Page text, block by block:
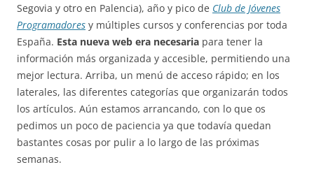
Segovia y otro en Palencia), año y pico de Club de Jóvenes
Programadores y múltiples cursos y conferencias por toda
España. Esta nueva web era necesaria para tener la
información más organizada y accesible, permitiendo una
mejor lectura. Arriba, un menú de acceso rápido; en los
laterales, las diferentes categorías que organizarán todos
los artículos. Aún estamos arrancando, con lo que os
pedimos un poco de paciencia ya que todavía quedan
bastantes cosas por pulir a lo largo de las próximas
semanas.